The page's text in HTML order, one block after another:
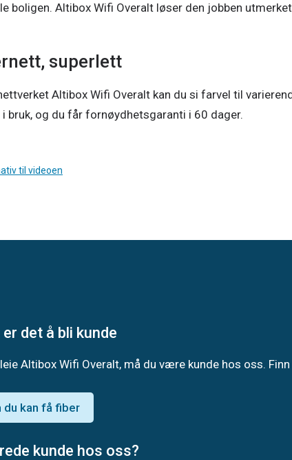
boligen. Altibox Wifi Overalt løser den jobben
superlett
Altibox Wifi Overalt kan du si farvel til
i bruk, og du får fornøydhetsgaranti i 60 dager.
til videoen
det å bli kunde
Altibox Wifi Overalt, må du være kunde hos oss.
du kan få fiber
kunde hos oss?